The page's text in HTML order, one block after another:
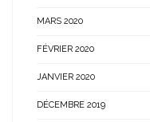
MARS 2020
FÉVRIER 2020
JANVIER 2020
DÉCEMBRE 2019